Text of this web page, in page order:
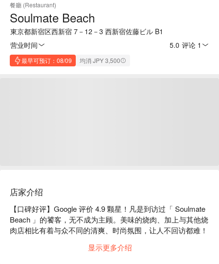
餐廳 (Restaurant)
Soulmate Beach
東京都新宿区西新宿 7－12－3 西新宿佐藤ビル B1
营业时间
5.0 评论 1
最早可预订：08/09 均消 JPY 3,500
店家介绍
【口碑好评】Google 评价 4.9 颗星！凡是到访过「 Soulmate
Beach 」的饕客，无不成为主顾。美味的烧肉、加上与其他烧
肉店相比有着与众不同的清爽、时尚氛围，让人不回访都难！
超澎湃 BBQ 套餐：包山包海超过瘾，您要的山珍海味通通
显示更多介绍